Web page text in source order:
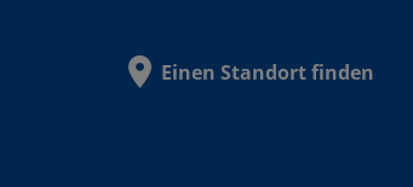
Einen Standort finden